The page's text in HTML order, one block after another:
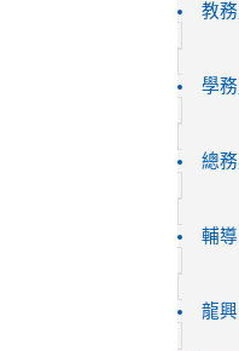
教
學
總
輔
龍